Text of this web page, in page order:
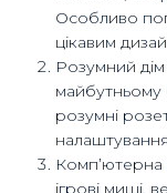
Особливо
цікавим
Розумний
майбутньому
розумні
Комп’ютерна
ігрові миші,